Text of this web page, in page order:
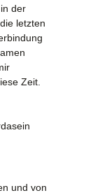
der
letzten
Zeit.
und von